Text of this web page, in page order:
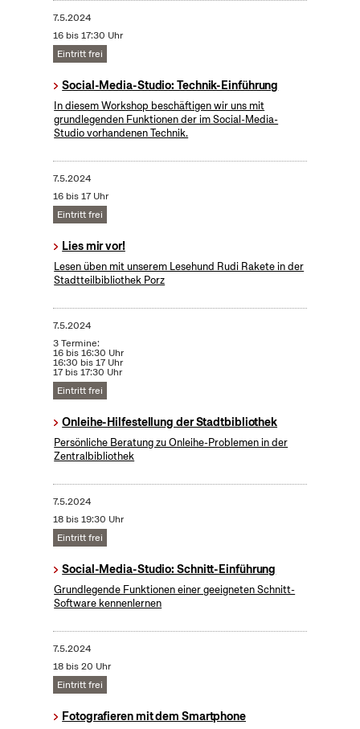
7.5.2024
16 bis 17:30 Uhr
Eintritt frei
Social-Media-Studio: Technik-Einführung
In diesem Workshop beschäftigen wir uns mit
grundlegenden Funktionen der im Social-Media-
Studio vorhandenen Technik.
7.5.2024
16 bis 17 Uhr
Eintritt frei
Lies mir vor!
Lesen üben mit unserem Lesehund Rudi Rakete in der
Stadtteilbibliothek Porz
7.5.2024
3 Termine:
16 bis 16:30 Uhr
16:30 bis 17 Uhr
17 bis 17:30 Uhr
Eintritt frei
Onleihe-Hilfestellung der Stadtbibliothek
Persönliche Beratung zu Onleihe-Problemen in der
Zentralbibliothek
7.5.2024
18 bis 19:30 Uhr
Eintritt frei
Social-Media-Studio: Schnitt-Einführung
Grundlegende Funktionen einer geeigneten Schnitt-
Software kennenlernen
7.5.2024
18 bis 20 Uhr
Eintritt frei
Fotografieren mit dem Smartphone